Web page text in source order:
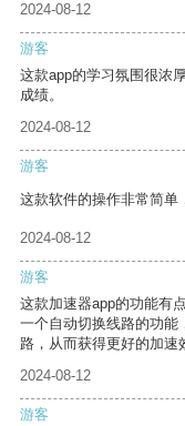
2024-08-12
游客
这款app的学习氛围很浓
成绩。
2024-08-12
游客
这款软件的操作非常简单
2024-08-12
游客
这款加速器app的功能有
一个自动切换线路的功能
路，从而获得更好的加速
2024-08-12
游客